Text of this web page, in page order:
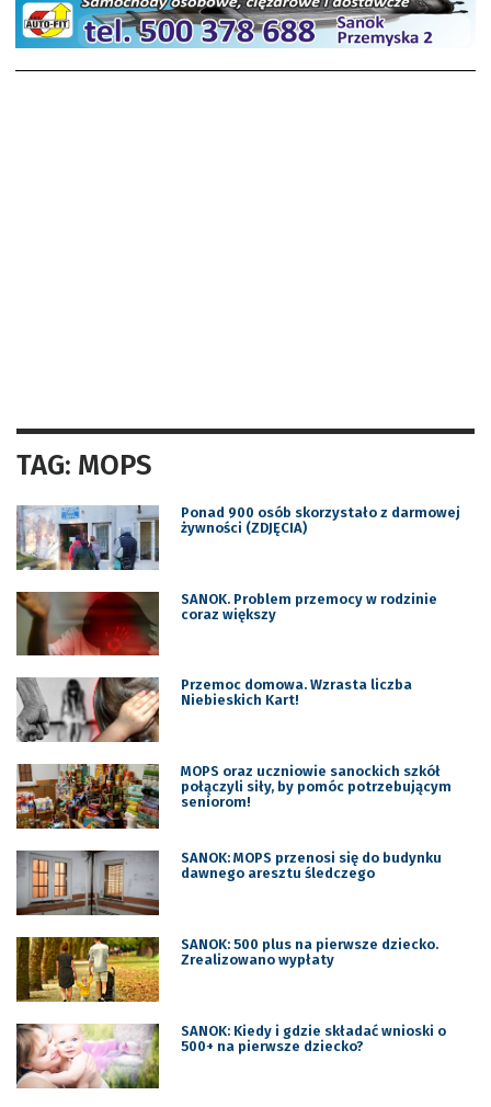
TAG: MOPS
Ponad 900 osób skorzystało z darmowej
żywności (ZDJĘCIA)
SANOK. Problem przemocy w rodzinie
coraz większy
Przemoc domowa. Wzrasta liczba
Niebieskich Kart!
MOPS oraz uczniowie sanockich szkół
połączyli siły, by pomóc potrzebującym
seniorom!
SANOK: MOPS przenosi się do budynku
dawnego aresztu śledczego
SANOK: 500 plus na pierwsze dziecko.
Zrealizowano wypłaty
SANOK: Kiedy i gdzie składać wnioski o
500+ na pierwsze dziecko?